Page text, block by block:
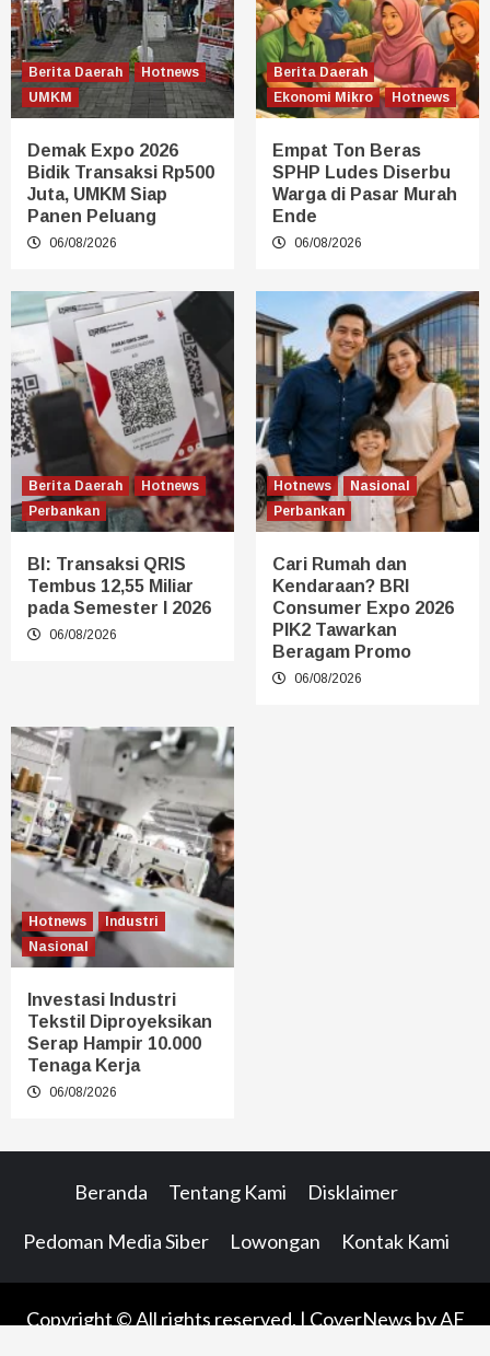
Berita Daerah
Hotnews
UMKM
Demak Expo 2026
Bidik Transaksi Rp500
Juta, UMKM Siap
Panen Peluang
06/08/2026
Berita Daerah
Ekonomi Mikro
Hotnews
Empat Ton Beras
SPHP Ludes Diserbu
Warga di Pasar Murah
Ende
06/08/2026
Berita Daerah
Hotnews
Perbankan
BI: Transaksi QRIS
Tembus 12,55 Miliar
pada Semester I 2026
06/08/2026
Hotnews
Nasional
Perbankan
Cari Rumah dan
Kendaraan? BRI
Consumer Expo 2026
PIK2 Tawarkan
Beragam Promo
06/08/2026
Hotnews
Industri
Nasional
Investasi Industri
Tekstil Diproyeksikan
Serap Hampir 10.000
Tenaga Kerja
06/08/2026
Beranda Tentang Kami Disklaimer
Pedoman Media Siber Lowongan Kontak Kami
Copyright © All rights reserved.|CoverNewsby AF